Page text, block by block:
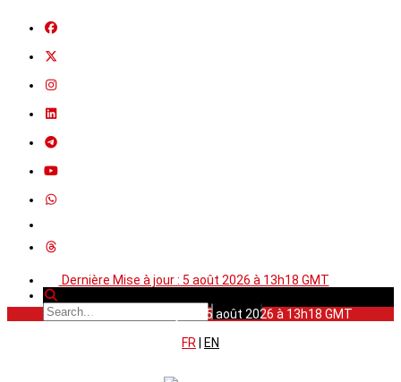
Dernière Mise à jour : 5 août 2026 à 13h18 GMT
Dernière Mise à jour : 5 août 2026 à 13h18 GMT
FR
EN